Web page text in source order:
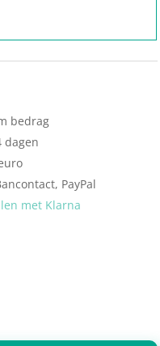
bedrag
dagen
PayPal
met Klarna